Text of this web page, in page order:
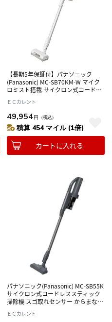
【長期5年保証付】パナソニック
(Panasonic) MC-SB70KM-W マイク
ロミスト搭載 サイクロン式コードレ
ＥＣカレント
49,954円 （税込）
積算 454 マイル (1倍)
カートに入れる
パナソニック(Panasonic) MC-SB55K
サイクロン式コードレススティック
掃除機 スゴ取れセンサー からまない
ＥＣカレント